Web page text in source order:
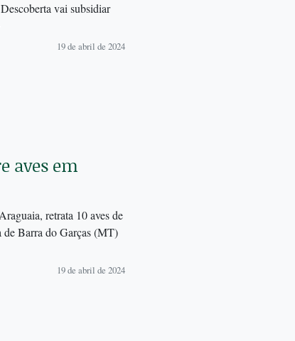
vai subsidiar
19 de abril de 2024
aves em
retrata 10 aves de
de Barra do Garças (MT)
19 de abril de 2024